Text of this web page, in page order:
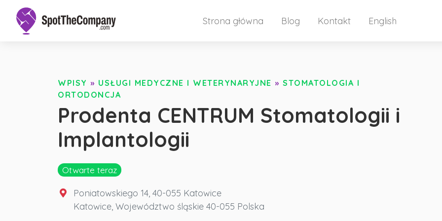
Strona główna Blog Kontakt English
WPISY » USŁUGI MEDYCZNE I WETERYNARYJNE » STOMATOLOGIA I
ORTODONCJA
Prodenta CENTRUM Stomatologii i
Implantologii
Otwarte teraz
Poniatowskiego 14, 40-055 Katowice
Katowice, Województwo śląskie 40-055 Polska